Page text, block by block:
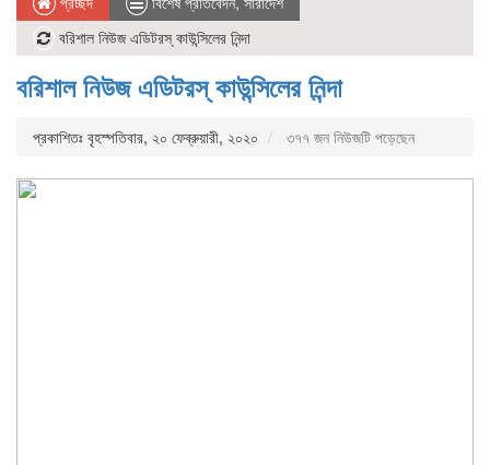
বরিশাল নিউজ এডিটরস্ কাউন্সিলের নিন্দা
বরিশাল নিউজ এডিটরস্ কাউন্সিলের নিন্দা
প্রকাশিতঃ বৃহস্পতিবার, ২০ ফেব্রুয়ারী, ২০২০ ৩৭৭ জন নিউজটি পড়েছেন